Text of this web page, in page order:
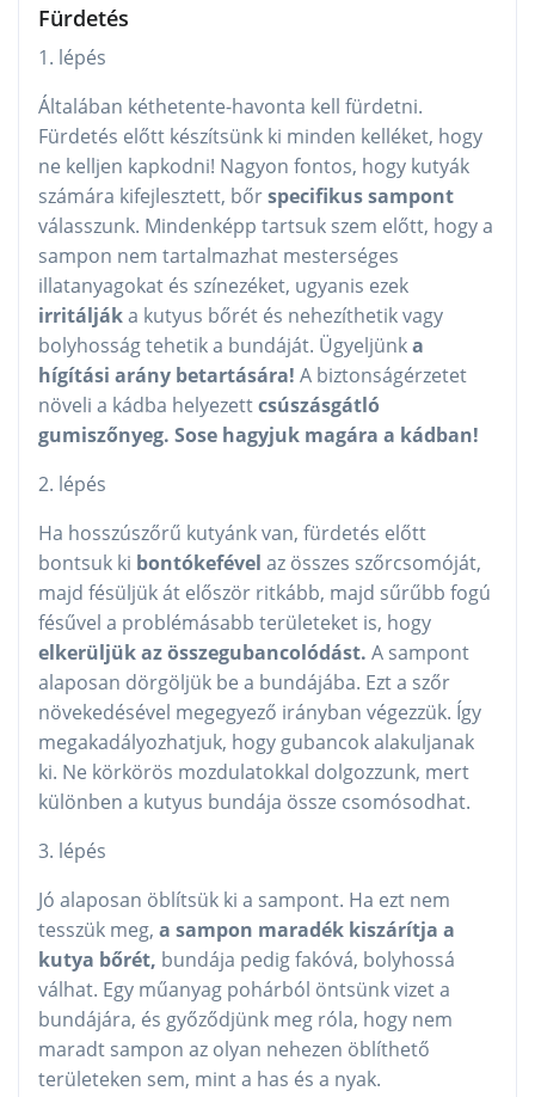
Fürdetés
1. lépés
Általában kéthetente-havonta kell fürdetni.
Fürdetés előtt készítsünk ki minden kelléket, hogy
ne kelljen kapkodni! Nagyon fontos, hogy kutyák
számára kifejlesztett, bőrspecifikus sampont
válasszunk. Mindenképp tartsuk szem előtt, hogy a
sampon nem tartalmazhat mesterséges
illatanyagokat és színezéket, ugyanis ezek
irritáljáka kutyus bőrét és nehezíthetik vagy
bolyhosság tehetik a bundáját. Ügyeljünka
hígítási arány betartására! A biztonságérzetet
növeli a kádba helyezettcsúszásgátló
gumiszőnyeg. Sose hagyjuk magára a kádban!
2. lépés
Ha hosszúszőrű kutyánk van, fürdetés előtt
bontsuk ki bontókefével az összes szőrcsomóját,
majd fésüljük át először ritkább, majd sűrűbb fogú
fésűvel a problémásabb területeket is, hogy
elkerüljük az összegubancolódást. A sampont
alaposan dörgöljük be a bundájába. Ezt a szőr
növekedésével megegyező irányban végezzük. Így
megakadályozhatjuk, hogy gubancok alakuljanak
ki. Ne körkörös mozdulatokkal dolgozzunk, mert
különben a kutyus bundája össze csomósodhat.
3. lépés
Jó alaposan öblítsük ki a sampont. Ha ezt nem
tesszük meg, a sampon maradék kiszárítja a
kutya bőrét, bundája pedig fakóvá, bolyhossá
válhat. Egy műanyag pohárból öntsünk vizet a
bundájára, és győződjünk meg róla, hogy nem
maradt sampon az olyan nehezen öblíthető
területeken sem, mint a has és a nyak.